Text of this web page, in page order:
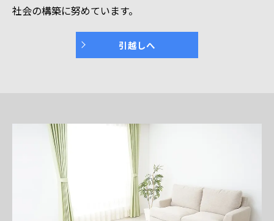
社会の構築に努めています。
引越しへ